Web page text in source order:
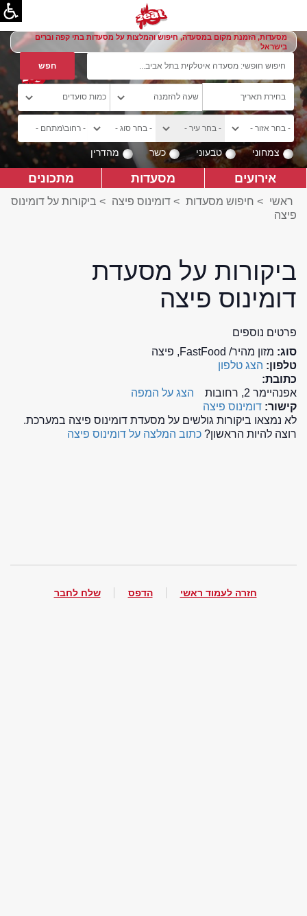
מסעדות, הזמנת מקום במסעדה, חיפוש והמלצות על מסעדות בתי קפה וברים
בישראל
צמחוני טבעוני כשר מהדרין
אירועים מסעדות מתכונים
ראשי > חיפוש מסעדות > דומינוס פיצה > ביקורות על דומינוס
פיצה
ביקורות על מסעדת
דומינוס פיצה
פרטים נוספים
סוג: מזון מהיר/ FastFood, פיצה
טלפון: הצג טלפון
כתובת:
אפנהיימר 2, רחובות
הצג על המפה
קישור: דומינוס פיצה
לא נמצאו ביקורות גולשים על מסעדת דומינוס פיצה במערכת.
רוצה להיות הראשון? כתוב המלצה על דומינוס פיצה
חזרה לעמוד ראשי הדפס שלח לחבר